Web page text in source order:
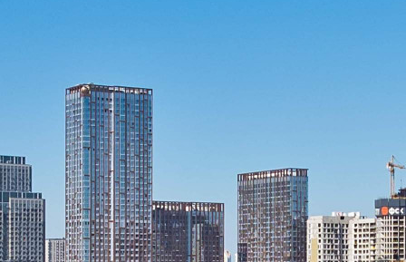
Прямая продажа от застройщика! Кладовая номер 9К общей
площадью 1.9 кв.м. на -2-м этаже в ЖК Sydney City.
[#5933937#]
Где находится